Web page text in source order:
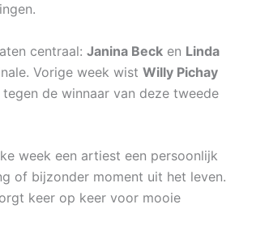
centraal: Janina Beck en Linda
Vorige week wist Willy Pichay
de winnaar van deze tweede
week een artiest een persoonlijk
of bijzonder moment uit het leven.
keer op keer voor mooie